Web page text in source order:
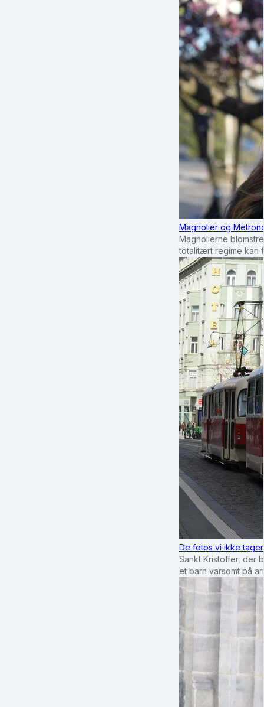
Magnolier og
Magnolierne
totalitært regime
De fotos vi ikke
Sankt Kristoffer, der
et barn varsomt på